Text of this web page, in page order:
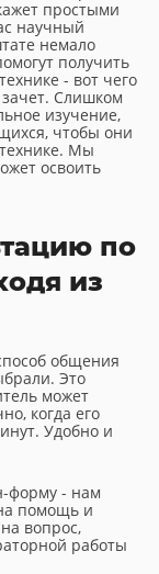
простыми
научный
немало
получить
- вот чего
Слишком
изучение,
чтобы они
Мы
освоить
по
из
общения
Это
может
когда его
Удобно и
форму - нам
помощь и
вопрос,
работы